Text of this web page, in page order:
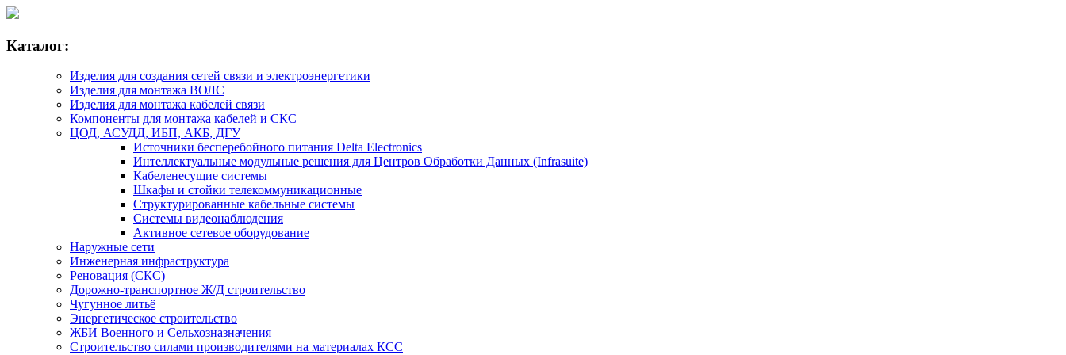
Каталог:
Изделия для создания сетей связи и электроэнергетики
Изделия для монтажа ВОЛС
Изделия для монтажа кабелей связи
Компоненты для монтажа кабелей и СКС
ЦОД, АСУДД, ИБП, АКБ, ДГУ
Источники бесперебойного питания Delta Electronics
Интеллектуальные модульные решения для Центров Обработки Данных (Infrasuite)
Кабеленесущие системы
Шкафы и стойки телекоммуникационные
Структурированные кабельные системы
Системы видеонаблюдения
Активное сетевое оборудование
Наружные сети
Инженерная инфраструктура
Реновация (СКС)
Дорожно-транспортное Ж/Д строительство
Чугунное литьё
Энергетическое строительство
ЖБИ Военного и Сельхозназначения
Строительство силами производителями на материалах КСС